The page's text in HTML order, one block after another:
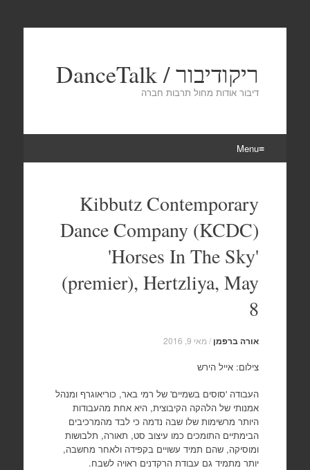
ריקודיבור / DanceTalk
דיבור אודות מחול תרבות חברה
Menu
content
Kibbutz Contemporary
Dance Company (KCDC)
'Horses In The Sky'
(premier), Hertzliya, May
8
אורה ברפמן /מאי 9, 2016
צילום: אייל הירש
העבודה 'סוסים בשמיים' של רמי באר, כוריאוגרף ומנהל
אמנותי של הלהקה הקיבוצית, היא אחת מהעבודות
היותר מרשימות שלו שבה נדמה כי לבד מהמרכיבים
הבימתיים התומכים כמו עיצוב סט, תאורה, תלבושות
ומוסיקה, שהם תמיד עשויים בקפידה ולאחר מחשבה,
יותר מתמיד גם עבודת הרקדנים ראויה לשבח.